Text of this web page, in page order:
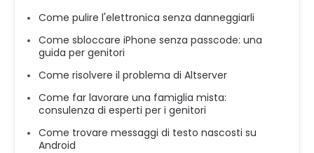
Come pulire l'elettronica senza danneggiarli
Come sbloccare iPhone senza passcode: una
guida per genitori
Come risolvere il problema di Altserver
Come far lavorare una famiglia mista:
consulenza di esperti per i genitori
Come trovare messaggi di testo nascosti su
Android